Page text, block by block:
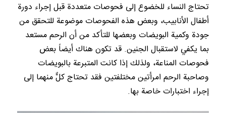
تحتاج النساء للخضوع إلى فحوصات متعددة قبل إجراء دورة
أطفال الأنابيب، وبعض هذه الفحوصات موضوعة للتحقق من
جودة وكمية البويضات وبعضها للتأكد من أن الرحم مستعد
بما يكفي لاستقبال الجنين. قد تكون هناك أيضاً بعض
فحوصات المناعة، ولذلك إذا كانت المتبرعة بالبويضات
وصاحبة الرحم امرأتين مختلفتين فقد تحتاج كلٌّ منهما إلى
إجراء اختبارات خاصة بها.